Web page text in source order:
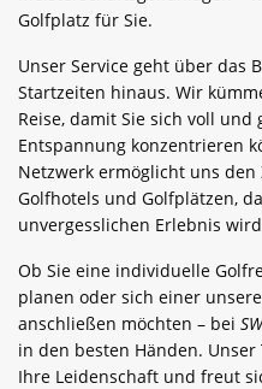
Golfplatz für Sie.
Unser Service geht über das
Startzeiten hinaus. Wir
Reise, damit Sie sich voll
Entspannung konzentrieren
Netzwerk ermöglicht uns den
Golfhotels und Golfplätzen,
unvergesslichen Erlebnis
Ob Sie eine individuelle
planen oder sich einer
anschließen möchten – bei
in den besten Händen.
Ihre Leidenschaft und freut